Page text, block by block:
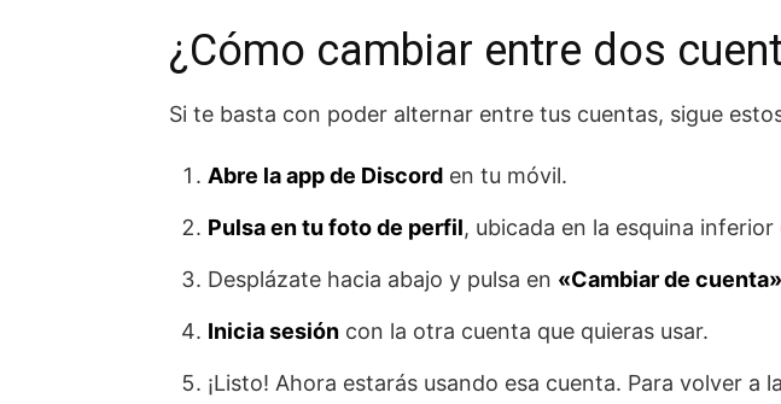
¿Cómo cambiar entre dos
Si te basta con poder alternar entre tus cuentas, sigue
Abre la app de Discord en tu móvil.
Pulsa en tu foto de perfil, ubicada en la esquina
Desplázate hacia abajo y pulsa en «Cambiar de cuenta»
Inicia sesión con la otra cuenta que quieras usar.
¡Listo! Ahora estarás usando esa cuenta. Para volver a